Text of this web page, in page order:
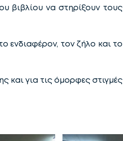
βιβλίου να στηρίξουν τους
ενδιαφέρον, τον ζήλο και το
και για τις όμορφες στιγμές